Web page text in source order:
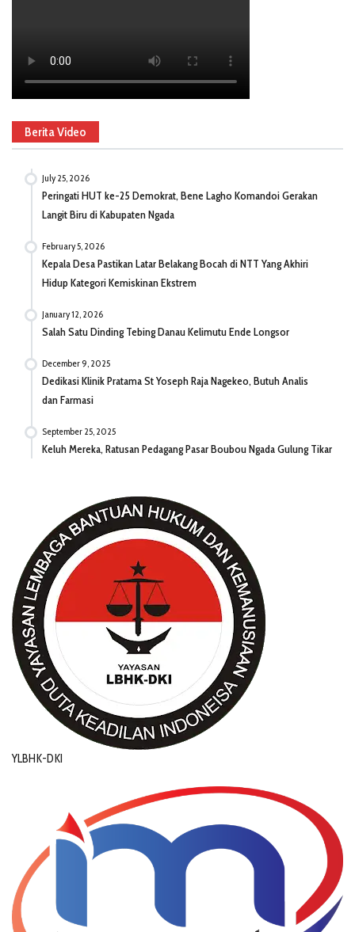
Berita Video
July 25, 2026
Peringati HUT ke-25 Demokrat, Bene Lagho Komandoi Gerakan
Langit Biru di Kabupaten Ngada
February 5, 2026
Kepala Desa Pastikan Latar Belakang Bocah di NTT Yang Akhiri
Hidup Kategori Kemiskinan Ekstrem
January 12, 2026
Salah Satu Dinding Tebing Danau Kelimutu Ende Longsor
December 9, 2025
Dedikasi Klinik Pratama St Yoseph Raja Nagekeo, Butuh Analis
dan Farmasi
September 25, 2025
Keluh Mereka, Ratusan Pedagang Pasar Boubou Ngada Gulung Tikar
YLBHK-DKI